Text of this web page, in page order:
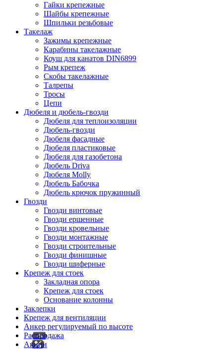
Гайки крепежные
Шайбы крепежные
Шпильки резьбовые
Такелаж
Зажимы крепежные
Карабины такелажные
Коуш для канатов DIN6899
Рым крепеж
Скобы такелажные
Талрепы
Тросы
Цепи
Дюбеля и дюбель-гвозди
Дюбеля для теплоизоляции
Дюбель-гвозди
Дюбеля фасадные
Дюбеля пластиковые
Дюбеля для газобетона
Дюбель Driva
Дюбеля Molly
Дюбель Бабочка
Дюбель крючок пружинный
Гвозди
Гвозди винтовые
Гвозди ершенные
Гвозди кровельные
Гвозди монтажные
Гвозди строительные
Гвозди финишные
Гвозди шиферные
Крепеж для стоек
Закладная опора
Крепеж для стоек
Основание колонны
Заклепки
Крепеж для вентиляции
Анкер регулируемый по высоте
Распродажа
Акции